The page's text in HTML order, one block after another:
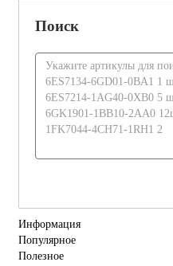
Поиск
Информация
Популярное
Полезное